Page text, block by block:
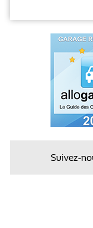
Suivez-